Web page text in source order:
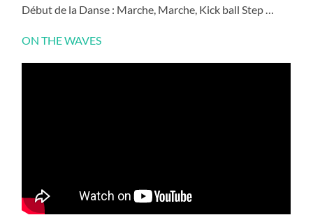
Début de la Danse : Marche, Marche, Kick ball Step …
ON THE WAVES